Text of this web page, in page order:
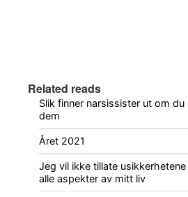
Related reads
Slik finner narsissister ut om
dem
Året 2021
Jeg vil ikke tillate
alle aspekter av mitt liv